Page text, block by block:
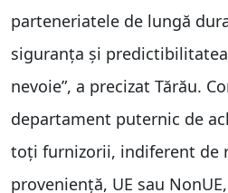
parteneriatele de lungă
siguranța și
nevoie”, a precizat Tărău.
departament puternic de
toți furnizorii, indiferent de
proveniență, UE sau